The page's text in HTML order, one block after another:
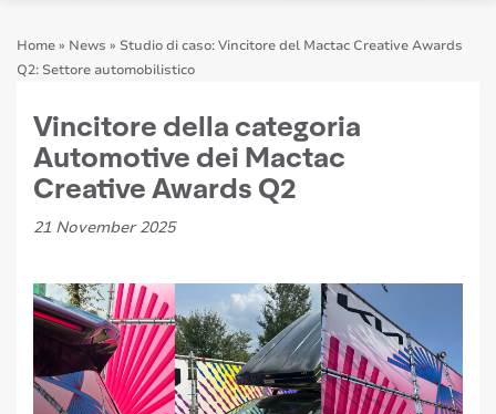
Home» News » Studio di caso: Vincitore del Mactac Creative Awards
Q2: Settore automobilistico
Vincitore della categoria
Automotive dei Mactac
Creative Awards Q2
21 November 2025